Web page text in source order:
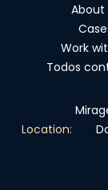
About
Work
Todos
Location: